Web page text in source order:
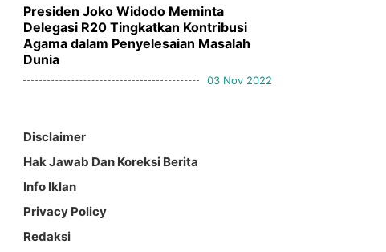
Presiden Joko Widodo Meminta
Delegasi R20 Tingkatkan Kontribusi
Agama dalam Penyelesaian Masalah
Dunia
03 Nov 2022
Disclaimer
Hak Jawab Dan Koreksi Berita
Info Iklan
Privacy Policy
Redaksi